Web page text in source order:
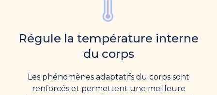
Régule la température interne
du corps
Les phénomènes adaptatifs du corps sont
renforcés et permettent une meilleure